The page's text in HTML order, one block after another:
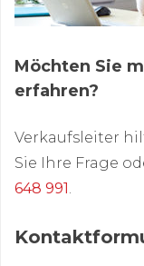
Möchten Sie
erfahren?
Verkaufsleiter
Sie Ihre Frage
648 991.
Kontakt